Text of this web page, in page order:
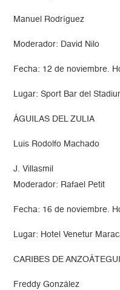
Manuel Rodríguez
Moderador: David Nilo
Fecha: 12 de noviembre.
Lugar: Sport Bar del
ÁGUILAS DEL ZULIA
Luis Rodolfo Machado
J. Villasmil
Moderador: Rafael Petit
Fecha: 16 de noviembre.
Lugar: Hotel Venetur
CARIBES DE ANZOÁTEGUI
Freddy González